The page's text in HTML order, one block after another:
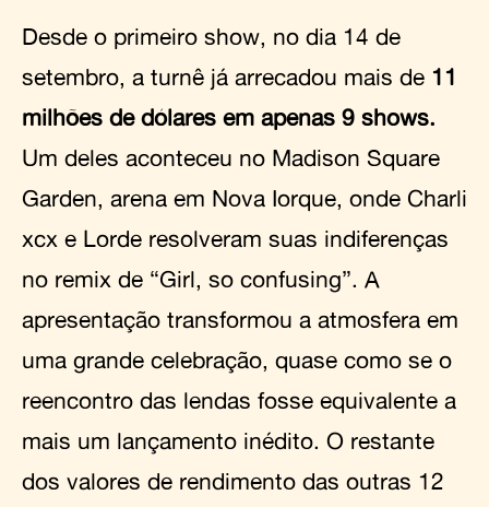
Desde o primeiro show, no dia 14 de
setembro, a turnê já arrecadou mais de 11
milhões de dólares em apenas 9 shows.
Um deles aconteceu no Madison Square
Garden, arena em Nova Iorque, onde Charli
xcx e Lorde resolveram suas indiferenças
no remix de “Girl, so confusing”. A
apresentação transformou a atmosfera em
uma grande celebração, quase como se o
reencontro das lendas fosse equivalente a
mais um lançamento inédito. O restante
dos valores de rendimento das outras 12